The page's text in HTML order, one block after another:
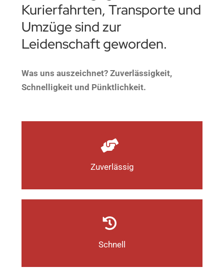
Kurierfahrten, Transporte und
Umzüge sind zur
Leidenschaft geworden.
Was uns auszeichnet? Zuverlässigkeit,
Schnelligkeit und Pünktlichkeit.
Zuverlässig
Schnell